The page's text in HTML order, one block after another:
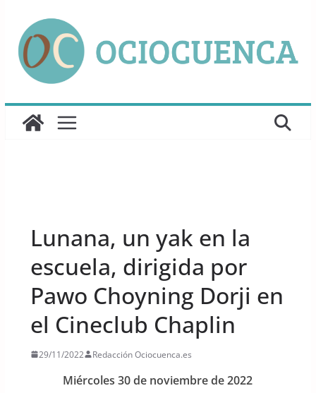
contenido
Lunana, un yak en la
escuela, dirigida por
Pawo Choyning Dorji en
el Cineclub Chaplin
29/11/2022 Redacción Ociocuenca.es
Miércoles 30 de noviembre de 2022